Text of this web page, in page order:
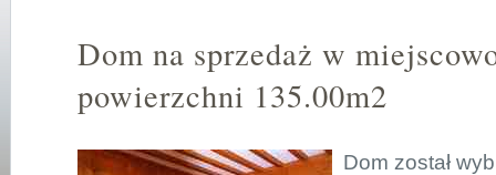
Dom na sprzedaż w
powierzchni 135.00m2
Dom został